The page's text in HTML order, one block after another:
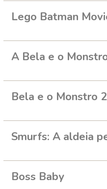
Lego Batman
A Bela e o
Bela e o Monstro 2
Smurfs: A aldeia
Boss Baby